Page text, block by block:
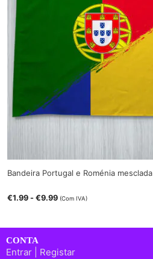
Bandeira Portugal e Roménia mesclada
€1.99 -€9.99 (Com IVA)
CONTA
Entrar | Registar